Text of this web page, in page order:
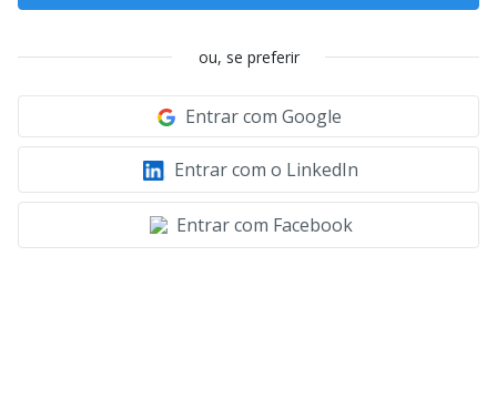
ou, se preferir
Entrar com Google
Entrar com o LinkedIn
Entrar com Facebook